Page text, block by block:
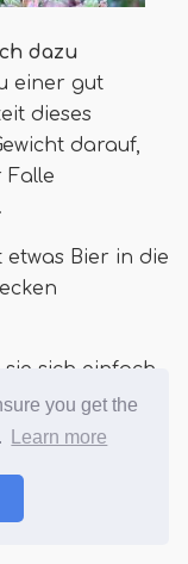
you get the
Learn more
dazu
einer gut
dieses
darauf,
Falle
etwas Bier in die
sich einfach
Verfügung
Methode